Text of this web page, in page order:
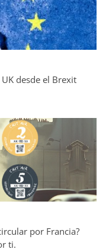
desde el Brexit
por Francia?
ti.